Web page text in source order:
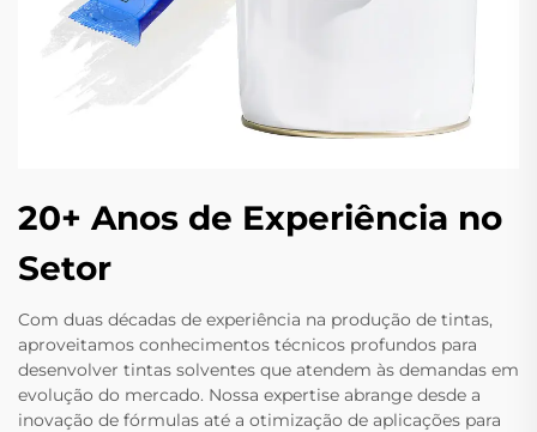
20+ Anos de Experiência no
Setor
Com duas décadas de experiência na produção de tintas,
aproveitamos conhecimentos técnicos profundos para
desenvolver tintas solventes que atendem às demandas em
evolução do mercado. Nossa expertise abrange desde a
inovação de fórmulas até a otimização de aplicações para